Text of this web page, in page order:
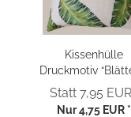
Kissenhülle
Druckmotiv
grün“
40x40
Statt 7,95
Nur 4,75 EUR *